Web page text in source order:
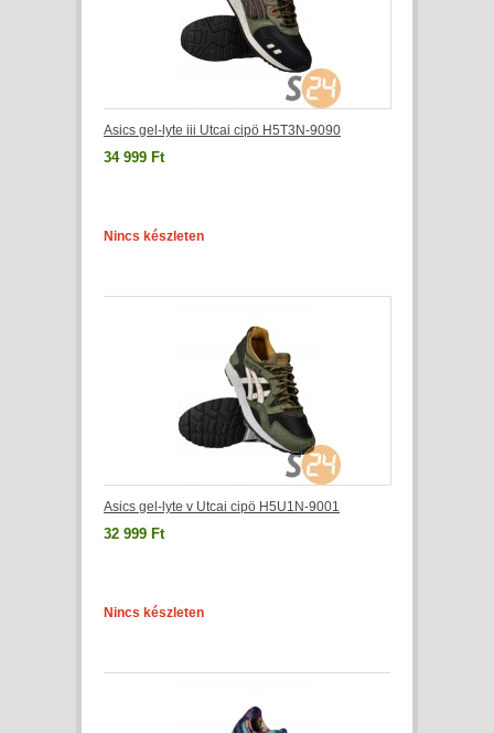
Asics gel-lyte iii Utcai cipö H5T3N-9090
34 999 Ft
Nincs készleten
Asics gel-lyte v Utcai cipö H5U1N-9001
32 999 Ft
Nincs készleten